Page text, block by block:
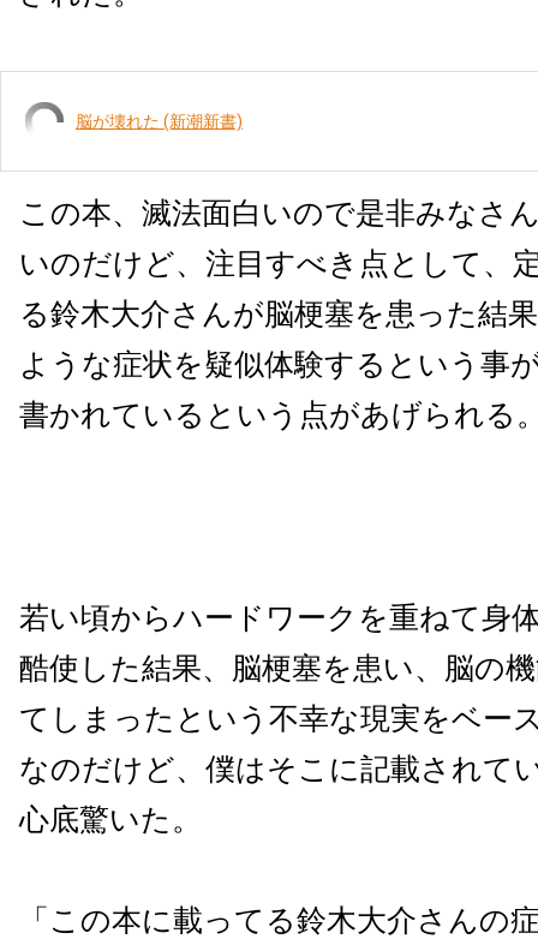
脳が壊れた (新潮新書)
この本、滅法面白いので是非みなさ
いのだけど、注目すべき点として、
る鈴木大介さんが脳梗塞を患った結
ような症状を疑似体験するという事
書かれているという点があげられる
若い頃からハードワークを重ねて身
酷使した結果、脳梗塞を患い、脳の
てしまったという不幸な現実をベー
なのだけど、僕はそこに記載されて
心底驚いた。
「この本に載ってる鈴木大介さんの